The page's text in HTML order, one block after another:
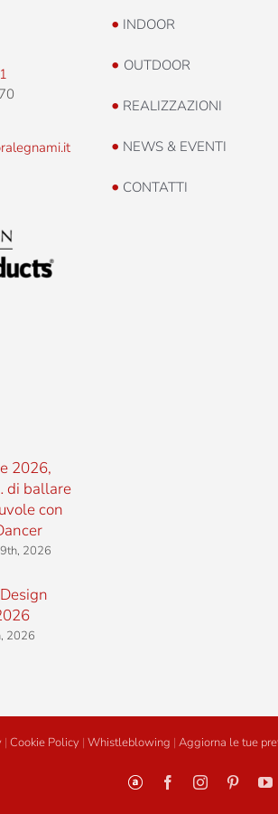
2026,
di ballare
con
2026
2026
• INDOOR
• OUTDOOR
• REALIZZAZIONI
• NEWS & EVENTI
• CONTATTI
| Cookie Policy | Whistleblowing | Aggiorna le tue
PersonalizzatoFacebookInstagram